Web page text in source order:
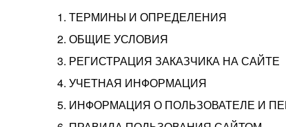
1. ТЕРМИНЫ И ОПРЕДЕЛЕНИЯ
2. ОБЩИЕ УСЛОВИЯ
3. РЕГИСТРАЦИЯ ЗАКАЗЧИКА НА САЙТЕ
4. УЧЕТНАЯ ИНФОРМАЦИЯ
5. ИНФОРМАЦИЯ О ПОЛЬЗОВАТЕЛЕ И